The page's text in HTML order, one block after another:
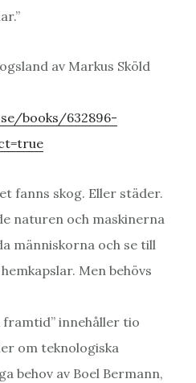
av Markus Sköld
books/632896-
fanns skog. Eller städer.
naturen och maskinerna
människorna och se till
Men behövs
framtid” innehåller tio
om teknologiska
behov av Boel Bermann,